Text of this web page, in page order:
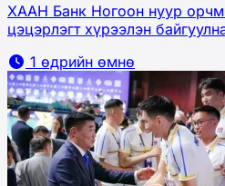
ХААН Банк Ногоон нуур
цэцэрлэгт хүрээлэн
1 өдрийн өмнө